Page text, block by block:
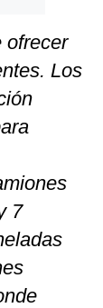
ofrecer
Los
7